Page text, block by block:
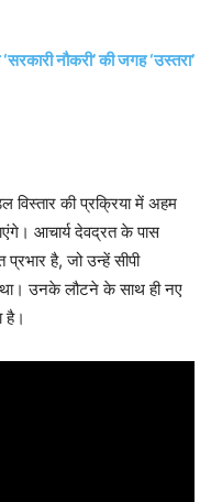
नौकरी’ की जगह ‘उस्तरा’
विस्तार की प्रक्रिया में अहम
आचार्य देवद्रत के पास
है, जो उन्हें सीपी
था। उनके लौटने के साथ ही नए
है।